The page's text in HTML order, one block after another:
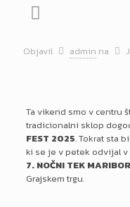
Objavil admin na
Ta vikend smo v centru
tradicionalni sklop
FEST 2025. Tokrat sta
ki se je v petek odvijal
7. NOČNI TEK MARIBOR
Grajskem trgu.